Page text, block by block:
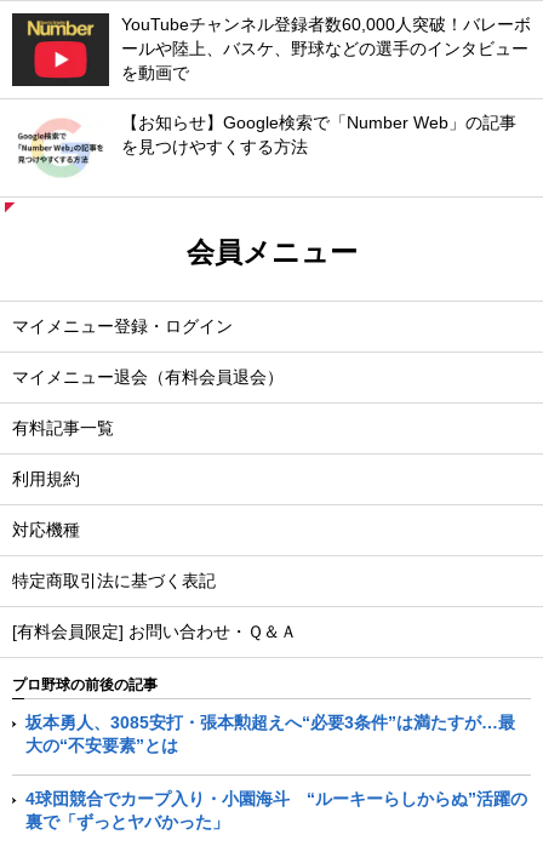
YouTubeチャンネル登録者数60,000人突破！バレーボ
ールや陸上、バスケ、野球などの選手のインタビュー
を動画で
【お知らせ】Google検索で「Number Web」の記事
を見つけやすくする方法
会員メニュー
マイメニュー登録・ログイン
マイメニュー退会（有料会員退会）
有料記事一覧
利用規約
対応機種
特定商取引法に基づく表記
[有料会員限定] お問い合わせ・Ｑ＆Ａ
プロ野球の前後の記事
坂本勇人、3085安打・張本勲超えへ“必要3条件”は満たすが…最
大の“不安要素”とは
4球団競合でカープ入り・小園海斗 “ルーキーらしからぬ”活躍の
裏で「ずっとヤバかった」